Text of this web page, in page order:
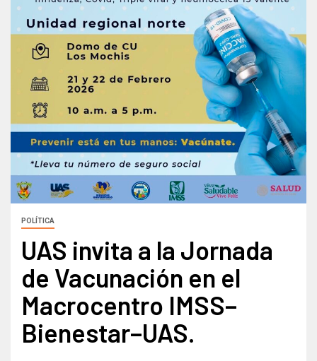
POLÍTICA
UAS invita a la Jornada
de Vacunación en el
Macrocentro IMSS–
Bienestar–UAS.